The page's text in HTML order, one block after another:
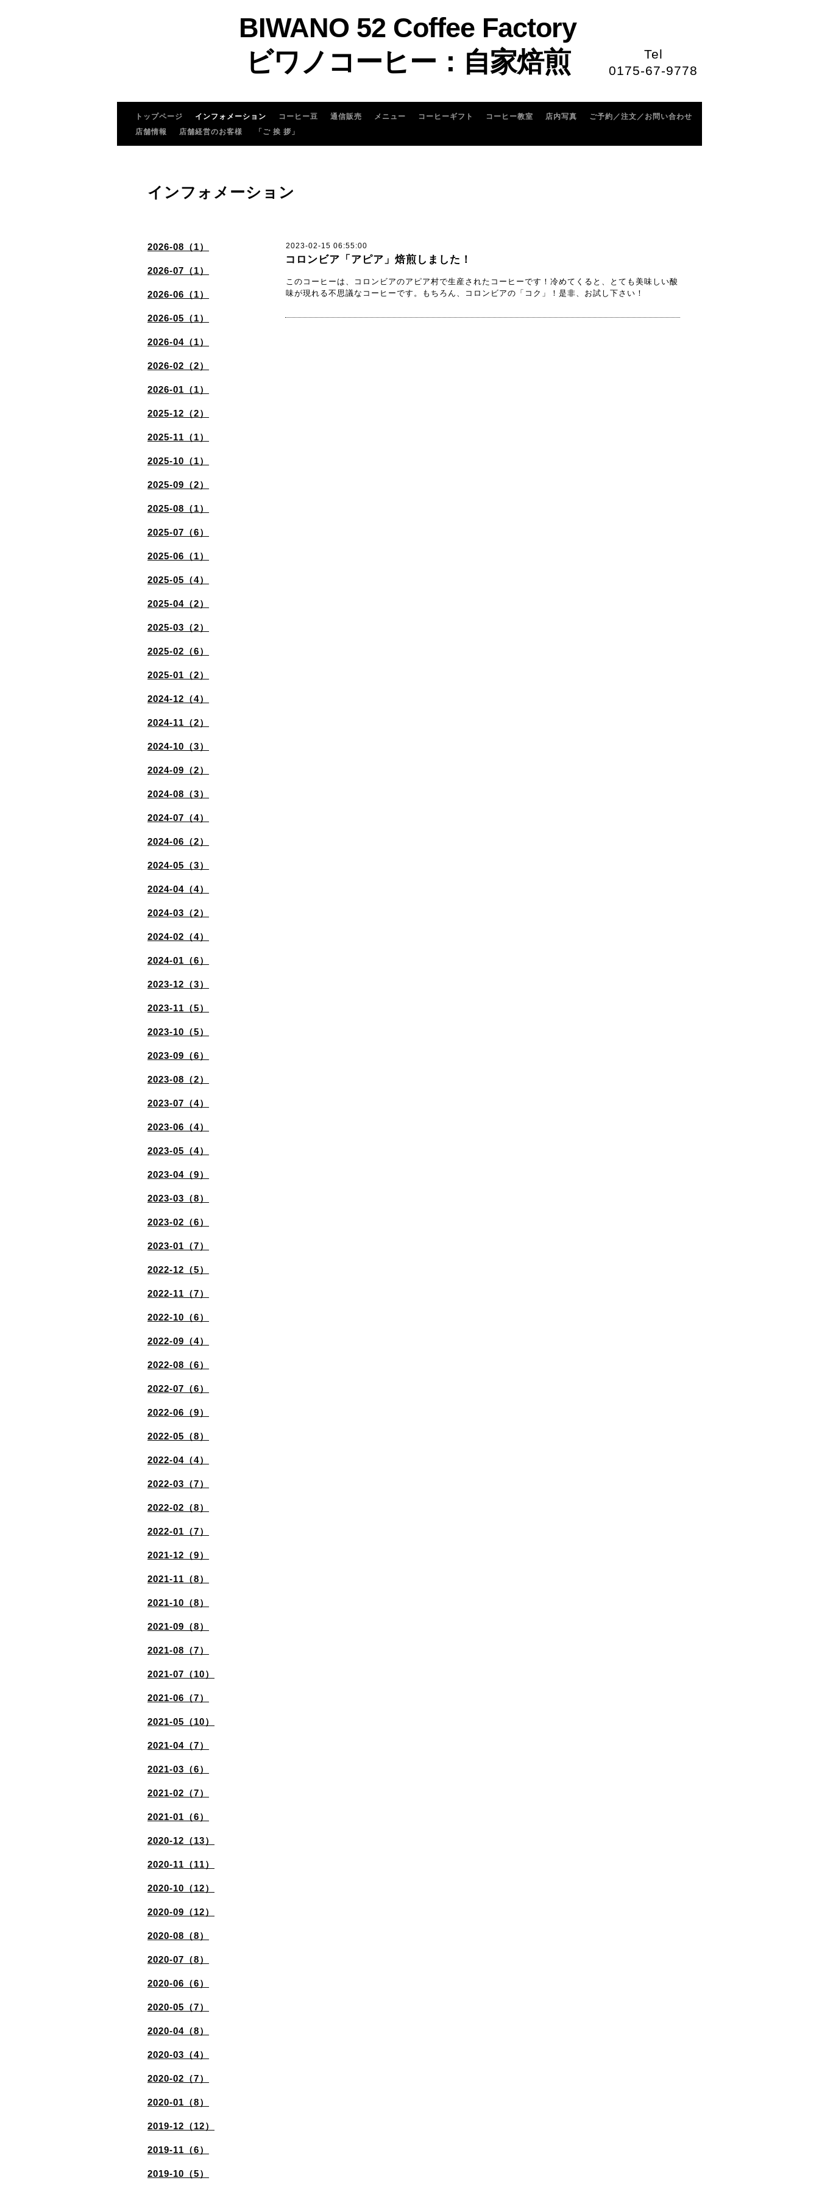
Tel
0175-67-9778
BIWANO 52 Coffee Factory
ビワノコーヒー：自家焙煎
トップページ インフォメーション コーヒー豆 通信販売 メニュー コーヒーギフト コーヒー教室 店内写真
ご予約／注文／お問い合わせ
店舗情報
店舗経営のお客様 「ご 挨 拶」
2026-08（1）
2026-07（1）
2026-06（1）
2026-05（1）
2026-04（1）
2026-02（2）
2026-01（1）
2025-12（2）
2025-11（1）
2025-10（1）
2025-09（2）
2025-08（1）
2025-07（6）
2025-06（1）
2025-05（4）
2025-04（2）
2025-03（2）
2025-02（6）
2025-01（2）
2024-12（4）
2024-11（2）
2024-10（3）
2024-09（2）
2024-08（3）
2024-07（4）
2024-06（2）
2024-05（3）
2024-04（4）
2024-03（2）
2024-02（4）
2024-01（6）
2023-12（3）
2023-11（5）
2023-10（5）
2023-09（6）
2023-08（2）
2023-07（4）
2023-06（4）
2023-05（4）
2023-04（9）
2023-03（8）
2023-02（6）
2023-01（7）
2022-12（5）
2022-11（7）
2022-10（6）
2022-09（4）
2022-08（6）
2022-07（6）
2022-06（9）
2022-05（8）
2022-04（4）
2022-03（7）
2022-02（8）
2022-01（7）
2021-12（9）
2021-11（8）
2021-10（8）
2021-09（8）
2021-08（7）
2021-07（10）
2021-06（7）
2021-05（10）
2021-04（7）
2021-03（6）
2021-02（7）
2021-01（6）
2020-12（13）
2020-11（11）
2020-10（12）
2020-09（12）
2020-08（8）
2020-07（8）
2020-06（6）
2020-05（7）
2020-04（8）
2020-03（4）
2020-02（7）
2020-01（8）
2019-12（12）
2019-11（6）
2019-10（5）
インフォメーション
2023-02-15 06:55:00
コロンビア「アピア」焙煎しました！
このコーヒーは、コロンビアのアピア村で生産されたコーヒーです！冷めてくると、とても美味しい酸
味が現れる不思議なコーヒーです。もちろん、コロンビアの「コク」！是非、お試し下さい！